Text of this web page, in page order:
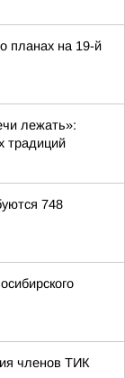
планах на 19-й
лежать»:
традиций
748
членов ТИК